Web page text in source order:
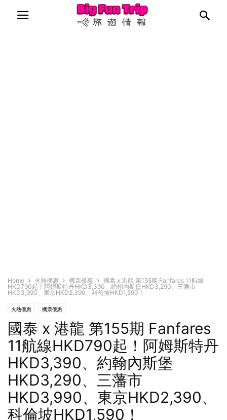
Home 火熱優惠 機票優惠
國泰 x 港龍 第155期 Fanfares 11航線
HKD790起！阿姆斯特丹HKD3,390、約翰內斯堡HKD3,290、三藩市
HKD3,990、東京HKD2,390、科倫坡HKD1,590！
火熱優惠 機票優惠
國泰 x 港龍 第155期 Fanfares
11航線HKD790起！阿姆斯特丹
HKD3,390、約翰內斯堡
HKD3,290、三藩市
HKD3,990、東京HKD2,390、
科倫坡HKD1,590！